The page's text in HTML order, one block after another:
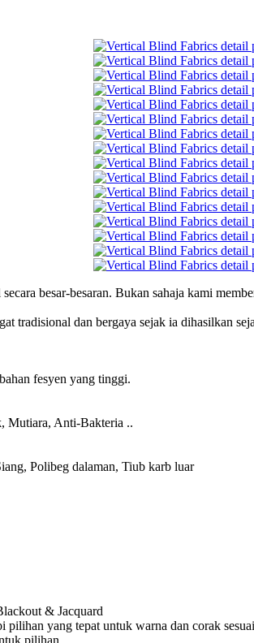
besar-besaran. Bukan sahaja kami
tradisional dan bergaya sejak ia dihasilkan
fesyen yang tinggi.
Mutiara, Anti-Bakteria ..
Polibeg dalaman, Tiub karb luar
& Jacquard
yang tepat untuk warna dan corak
pilihan